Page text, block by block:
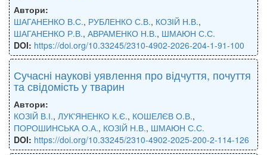
Автори:
ШАГАНЕНКО В.С., РУБЛЕНКО С.В., КОЗІЙ Н.В.,
ШАГАНЕНКО Р.В., АВРАМЕНКО Н.В., ШМАЮН С.С.
DOI: https://doi.org/10.33245/2310-4902-2026-204-1-91-100
Сучасні наукові уявлення про відчуття, почуття
та свідомість у тварин
Автори:
КОЗІЙ В.І., ЛУК'ЯНЕНКО К.Є., КОШЕЛЄВ О.В.,
ПОРОШИНСЬКА О.А., КОЗІЙ Н.В., ШМАЮН С.С.
DOI: https://doi.org/10.33245/2310-4902-2025-200-2-114-126